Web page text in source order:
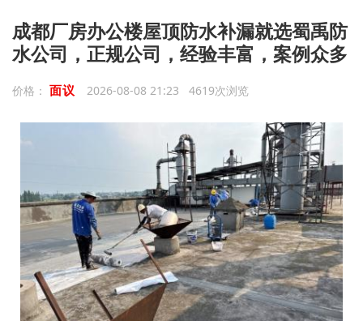
成都厂房办公楼屋顶防水补漏就选蜀禹防
水公司，正规公司，经验丰富，案例众多
价格： 面议 2026-08-08 21:23 4619次浏览